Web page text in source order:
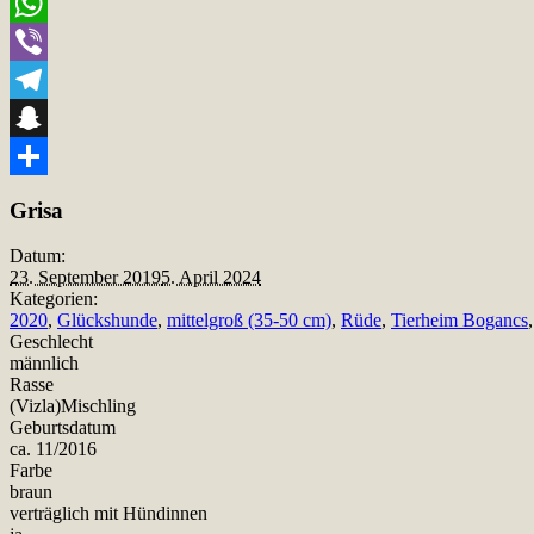
WhatsApp
Viber
Telegram
Snapchat
Grisa
Datum:
23. September 20195. April 2024
Kategorien:
2020, Glückshunde, mittelgroß (35-50 cm), Rüde, Tierheim Bogancs,
Geschlecht
männlich
Rasse
(Vizla)Mischling
Geburtsdatum
ca. 11/2016
Farbe
braun
verträglich mit Hündinnen